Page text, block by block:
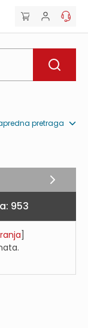
pretraga
953